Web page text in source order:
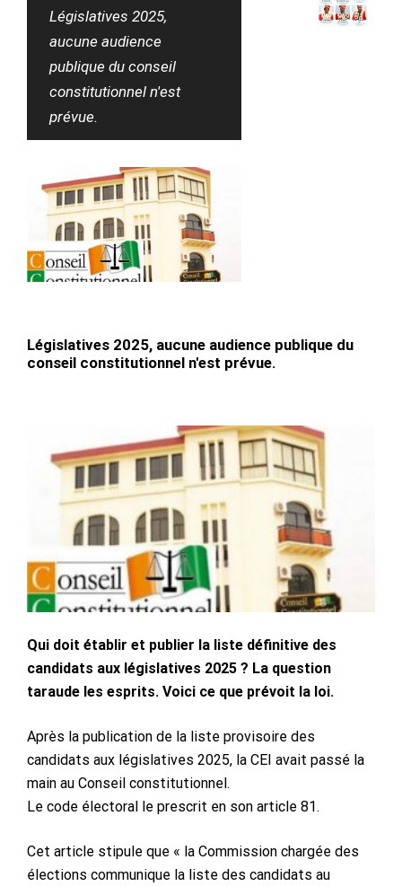
Législatives 2025,
aucune audience
publique du conseil
constitutionnel n'est
prévue.
Législatives 2025, aucune audience publique du
conseil constitutionnel n'est prévue.
Qui doit établir et publier la liste définitive des
candidats aux législatives 2025 ? La question
taraude les esprits. Voici ce que prévoit la loi.
Après la publication de la liste provisoire des
candidats aux législatives 2025, la CEI avait passé la
main au Conseil constitutionnel.
Le code électoral le prescrit en son article 81.
Cet article stipule que « la Commission chargée des
élections communique la liste des candidats au